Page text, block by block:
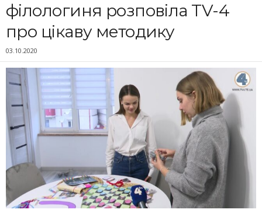
філологиня розповіла TV-4
про цікаву методику
03.10.2020